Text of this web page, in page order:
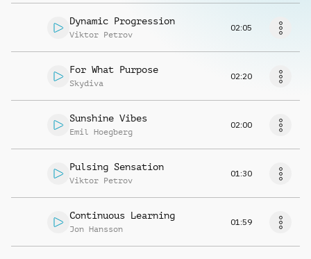
Dynamic Progression
Viktor Petrov
02:05
For What Purpose
Skydiva
02:20
Sunshine Vibes
Emil Hoegberg
02:00
Pulsing Sensation
Viktor Petrov
01:30
Continuous Learning
Jon Hansson
01:59